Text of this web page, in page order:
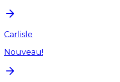
Carlisle
Nouveau!